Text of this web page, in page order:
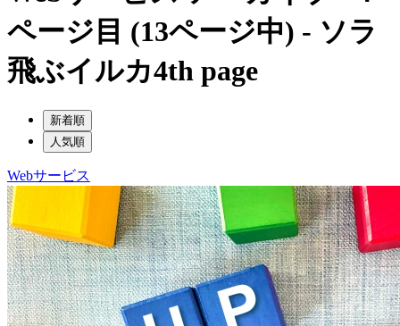
ページ目 (13ページ中) - ソラ
飛ぶイルカ4th page
新着順
人気順
Webサービス